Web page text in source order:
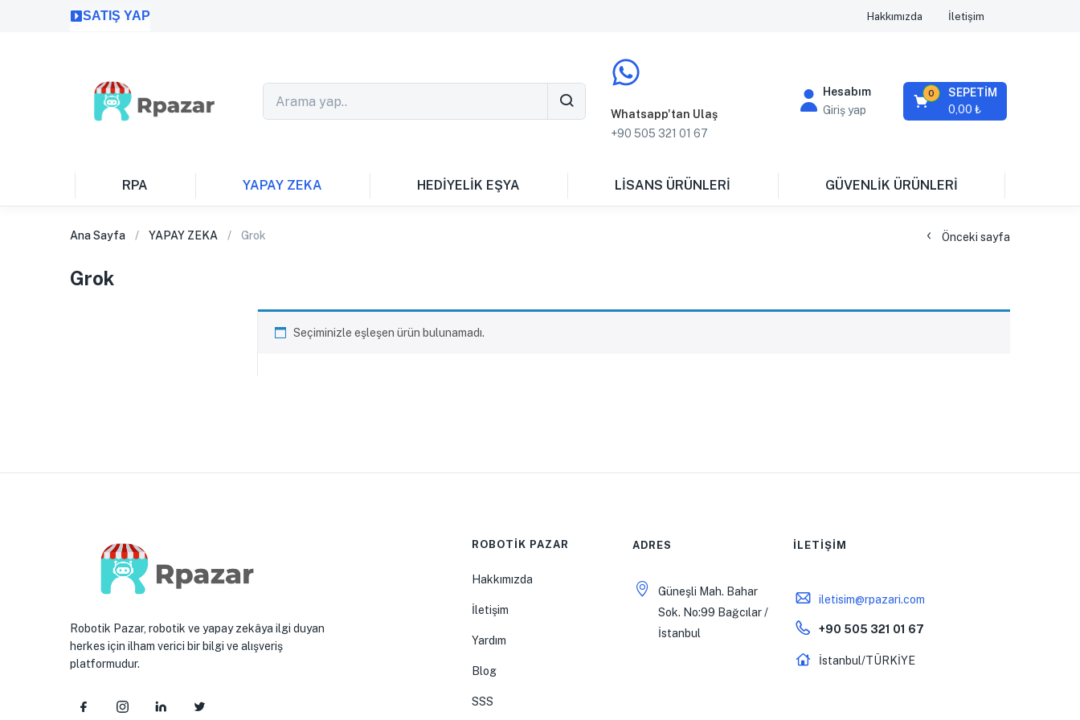
SATIŞ YAP Hakkımızda İletişim
Whatsapp'tan Ulaş
+90 505 321 01 67
Hesabım
Giriş yap
SEPETİM
0
0,00 ₺
RPA YAPAY ZEKA HEDİYELİK EŞYA LİSANS ÜRÜNLERİ GÜVENLİK ÜRÜNLERİ
Ana Sayfa YAPAY ZEKA Grok Önceki sayfa
Grok
Seçiminizle eşleşen ürün bulunamadı.
Robotik Pazar, robotik ve yapay zekâya ilgi duyan
herkes için ilham verici bir bilgi ve alışveriş
platformudur.
ROBOTİK PAZAR
Hakkımızda
İletişim
Yardım
Blog
SSS
ADRES
Güneşli Mah. Bahar
Sok. No:99 Bağcılar /
İstanbul
İLETİŞİM
iletisim@rpazari.com
+90 505 321 01 67
İstanbul/TÜRKİYE